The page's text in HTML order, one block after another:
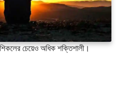
শিকলের চেয়েও অধিক শক্তিশালী।